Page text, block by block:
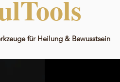
für Heilung & Bewusstsein